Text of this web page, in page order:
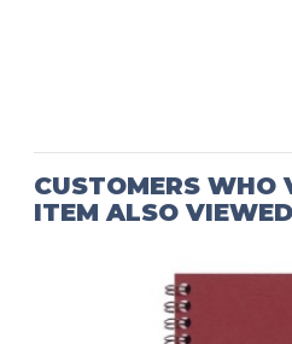
CUSTOMERS WHO
ITEM ALSO VIEWED